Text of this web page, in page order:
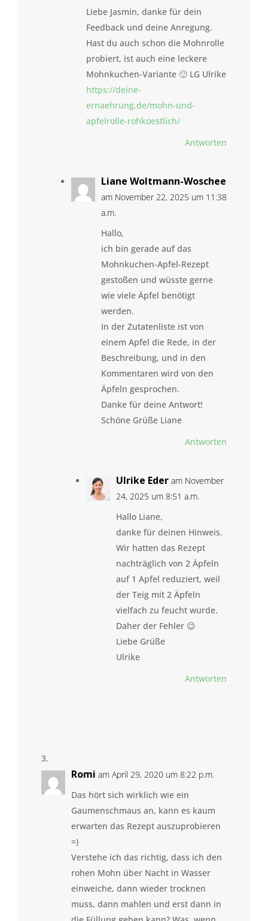
Liebe Jasmin, danke für dein
Feedback und deine Anregung.
Hast du auch schon die Mohnrolle
probiert, ist auch eine leckere
Mohnkuchen-Variante 🙂 LG Ulrike
https://deine-
ernaehrung.de/mohn-und-
apfelrolle-rohkoestlich/
Antworten
Liane Woltmann-Woschee
am November 22, 2025 um 11:38
a.m.
Hallo,
ich bin gerade auf das
Mohnkuchen-Apfel-Rezept
gestoßen und wüsste gerne
wie viele Äpfel benötigt
werden.
In der Zutatenliste ist von
einem Apfel die Rede, in der
Beschreibung, und in den
Kommentaren wird von den
Äpfeln gesprochen.
Danke für deine Antwort!
Schöne Grüße Liane
Antworten
Ulrike Eder am November
24, 2025 um 8:51 a.m.
Hallo Liane,
danke für deinen Hinweis.
Wir hatten das Rezept
nachträglich von 2 Äpfeln
auf 1 Apfel reduziert, weil
der Teig mit 2 Äpfeln
vielfach zu feucht wurde.
Daher der Fehler 😉
Liebe Grüße
Ulrike
Antworten
Romi am April 29, 2020 um 8:22 p.m.
Das hört sich wirklich wie ein
Gaumenschmaus an, kann es kaum
erwarten das Rezept auszuprobieren
=)
Verstehe ich das richtig, dass ich den
rohen Mohn über Nacht in Wasser
einweiche, dann wieder trocknen
muss, dann mahlen und erst dann in